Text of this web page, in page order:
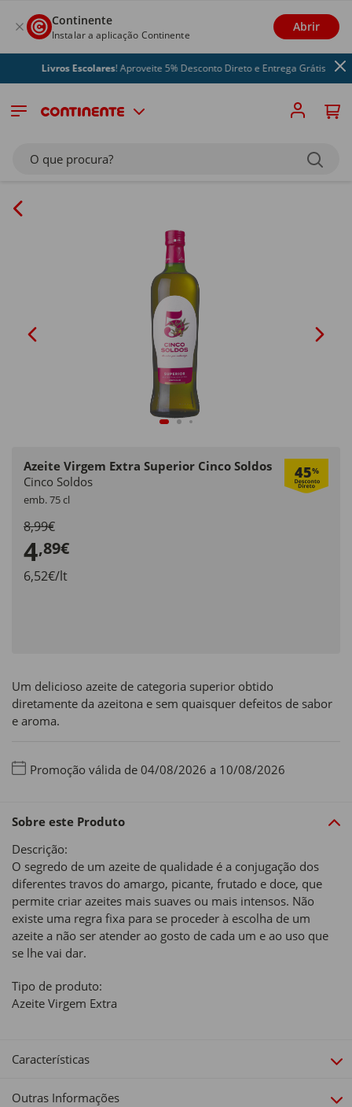
Continente
Instalar a aplicação Continente
Abrir
Livros Escolares! Aproveite 5% Desconto Direto e Entrega Grátis
O que procura?
Azeite Virgem Extra Superior Cinco Soldos 45%
Cinco Soldos
emb. 75 cl
8,99€
4,89€
6,52€/lt
Um delicioso azeite de categoria superior obtido
diretamente da azeitona e sem quaisquer defeitos de sabor
e aroma.
Promoção válida de 04/08/2026 a 10/08/2026
Sobre este Produto
Descrição:
O segredo de um azeite de qualidade é a conjugação dos
diferentes travos do amargo, picante, frutado e doce, que
permite criar azeites mais suaves ou mais intensos. Não
existe uma regra fixa para se proceder à escolha de um
azeite a não ser atender ao gosto de cada um e ao uso que
se lhe vai dar.
Tipo de produto:
Azeite Virgem Extra
Características
Outras Informações